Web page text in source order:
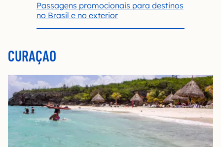
Passagens promocionais para destinos
no Brasil e no exterior
CURAÇAO